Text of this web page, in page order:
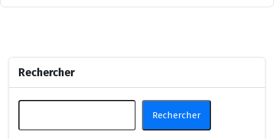
Rechercher
Rechercher